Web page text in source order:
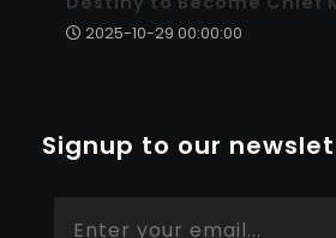
2025-10-29 00:00:00
Signup to our